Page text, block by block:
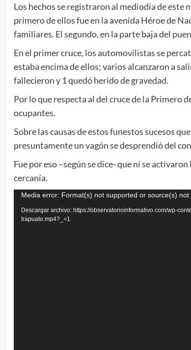
Los hechos se registraron al mediodía de
primero de ellos fue en la avenida Héroe de
familiares. El segundo, en la parte baja del
En el primer cruce, los automovilistas se
estaba encima de ellos; varios alcanzaron a
fallecieron y 1 quedó herido de gravedad.
Por lo que respecta al del cruce de la Primero
ocupantes.
Sobre las causas de estos funestos sucesos
presuntamente un vagón se desprendió del
Fue por eso –según se dice- que ni se
cercanía.
Reproductor
de
vídeo
Media error: Format(s) not supported or source(s) not
Descargar archivo: https://observatorioinformativo.com/wp-
Irapuato.mp4?_=1